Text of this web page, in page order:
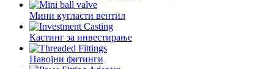
Мини кугласти вентил
Кастинг за инвестирање
Навојни фитинги